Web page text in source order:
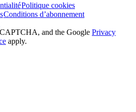
Politique cookies
Conditions d’abonnement
and the Google Privacy
apply.